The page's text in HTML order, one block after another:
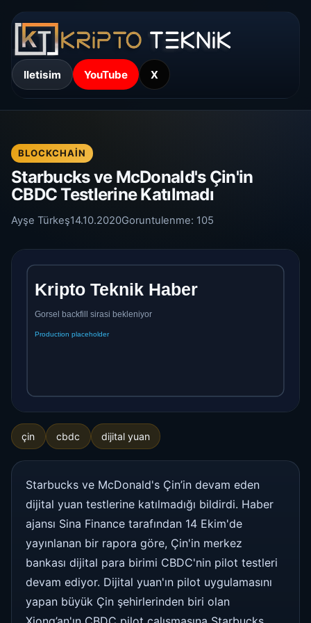
Iletisim YouTube X
BLOCKCHAIN
Starbucks ve McDonald's Çin'in
CBDC Testlerine Katılmadı
Ayşe Türkeş14.10.2020Goruntulenme: 105
çin cbdc dijital yuan
Starbucks ve McDonald's Çin’in devam eden
dijital yuan testlerine katılmadığı bildirdi. Haber
ajansı Sina Finance tarafından 14 Ekim'de
yayınlanan bir rapora göre, Çin'in merkez
bankası dijital para birimi CBDC'nin pilot testleri
devam ediyor. Dijital yuan'ın pilot uygulamasını
yapan büyük Çin şehirlerinden biri olan